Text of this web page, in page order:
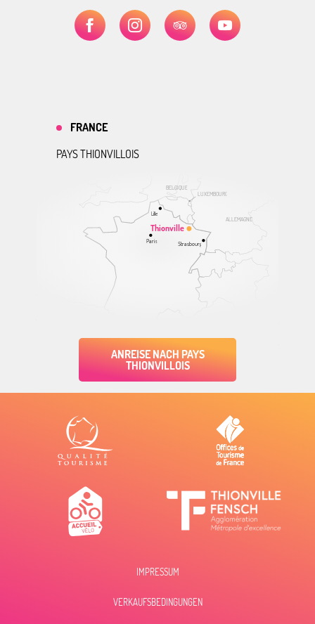
ALLEMAGNE
BELGIQUE
LUXEMBOURG
Thionville
Lille
Paris Strasbourg
FRANCE
PAYS THIONVILLOIS
ANREISE NACH PAYS
THIONVILLOIS
IMPRESSUM
VERKAUFSBEDINGUNGEN